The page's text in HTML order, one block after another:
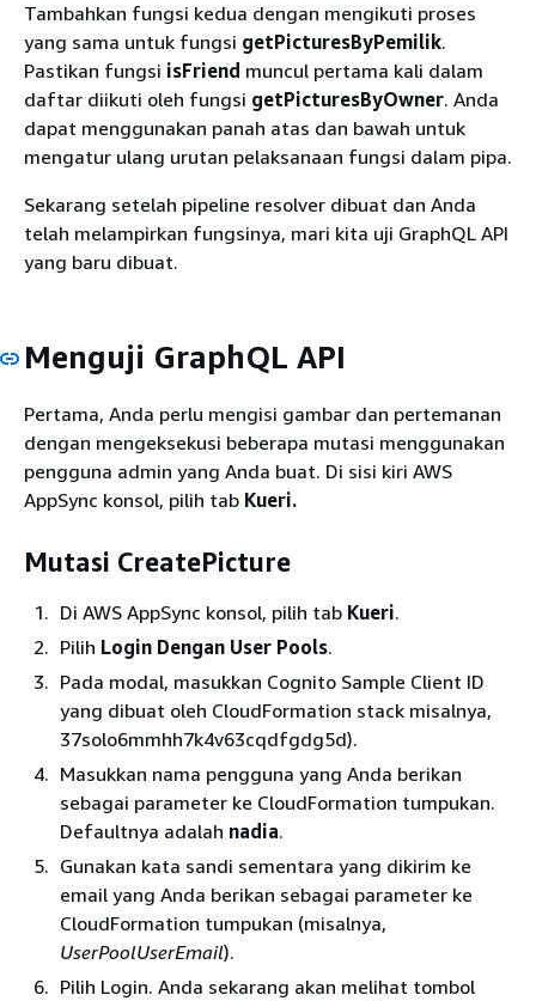
Tambahkan fungsi kedua dengan mengikuti proses
yang sama untuk fungsi getPicturesByPemilik.
Pastikan fungsi isFriend muncul pertama kali dalam
daftar diikuti oleh fungsi getPicturesByOwner. Anda
dapat menggunakan panah atas dan bawah untuk
mengatur ulang urutan pelaksanaan fungsi dalam pipa.
Sekarang setelah pipeline resolver dibuat dan Anda
telah melampirkan fungsinya, mari kita uji GraphQL API
yang baru dibuat.
Menguji GraphQL API
Pertama, Anda perlu mengisi gambar dan pertemanan
dengan mengeksekusi beberapa mutasi menggunakan
pengguna admin yang Anda buat. Di sisi kiri AWS
AppSync konsol, pilih tab Kueri.
Mutasi CreatePicture
Di AWS AppSync konsol, pilih tab Kueri.
Pilih Login Dengan User Pools.
Pada modal, masukkan Cognito Sample Client ID
yang dibuat oleh CloudFormation stack misalnya,
37solo6mmhh7k4v63cqdfgdg5d).
Masukkan nama pengguna yang Anda berikan
sebagai parameter ke CloudFormation tumpukan.
Defaultnya adalah nadia.
Gunakan kata sandi sementara yang dikirim ke
email yang Anda berikan sebagai parameter ke
CloudFormation tumpukan (misalnya,
UserPoolUserEmail).
Pilih Login. Anda sekarang akan melihat tombol